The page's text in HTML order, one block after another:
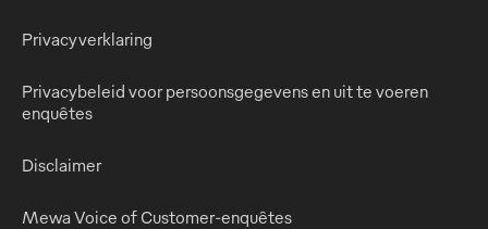
Privacyverklaring
Privacybeleid voor persoonsgegevens en uit te voeren
enquêtes
Disclaimer
Mewa Voice of Customer-enquêtes